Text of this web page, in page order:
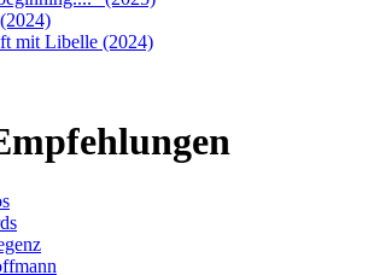
mit Libelle (2024)